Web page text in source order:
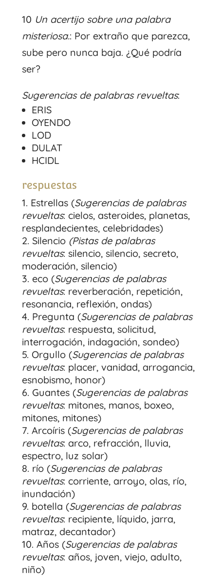
10 Un acertijo sobre una palabra
misteriosa.: Por extraño que parezca,
sube pero nunca baja. ¿Qué podría
ser?
Sugerencias de palabras revueltas:
ERIS
OYENDO
LOD
DULAT
HCIDL
respuestas
Estrellas (Sugerencias de palabras
revueltas: cielos, asteroides, planetas,
resplandecientes, celebridades)
Silencio (Pistas de palabras
revueltas: silencio, silencio, secreto,
moderación, silencio)
eco (Sugerencias de palabras
revueltas: reverberación, repetición,
resonancia, reflexión, ondas)
Pregunta (Sugerencias de palabras
revueltas: respuesta, solicitud,
interrogación, indagación, sondeo)
Orgullo (Sugerencias de palabras
revueltas: placer, vanidad, arrogancia,
esnobismo, honor)
Guantes (Sugerencias de palabras
revueltas: mitones, manos, boxeo,
mitones, mitones)
Arcoíris (Sugerencias de palabras
revueltas: arco, refracción, lluvia,
espectro, luz solar)
río (Sugerencias de palabras
revueltas: corriente, arroyo, olas, río,
inundación)
botella (Sugerencias de palabras
revueltas: recipiente, líquido, jarra,
matraz, decantador)
Años (Sugerencias de palabras
revueltas: años, joven, viejo, adulto,
niño)